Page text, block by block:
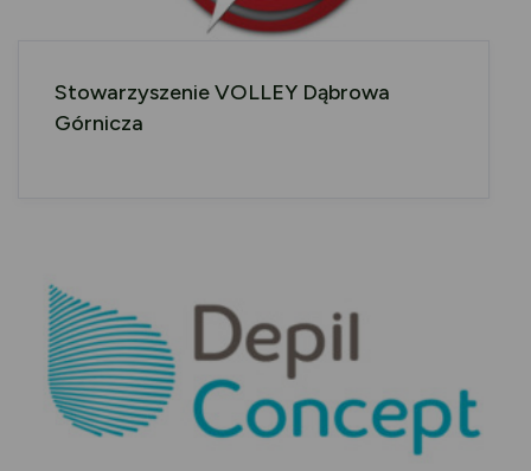
Stowarzyszenie VOLLEY Dąbrowa
Górnicza